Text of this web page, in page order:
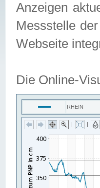
Anzeigen
Messstelle
Webseite
Die Online-